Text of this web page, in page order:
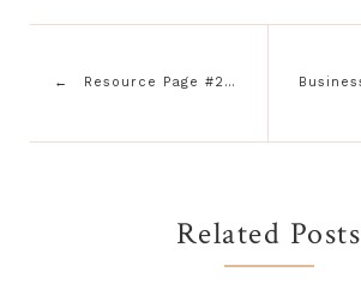
Resource Page #2 Goes Here
Related Posts